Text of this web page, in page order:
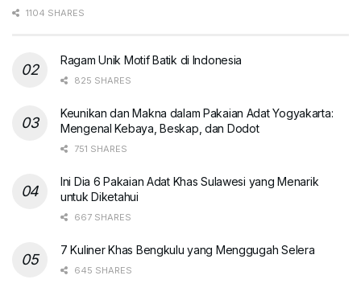
1104 SHARES
Ragam Unik Motif Batik di Indonesia
825 SHARES
Keunikan dan Makna dalam Pakaian Adat Yogyakarta:
Mengenal Kebaya, Beskap, dan Dodot
751 SHARES
Ini Dia 6 Pakaian Adat Khas Sulawesi yang Menarik
untuk Diketahui
667 SHARES
7 Kuliner Khas Bengkulu yang Menggugah Selera
645 SHARES